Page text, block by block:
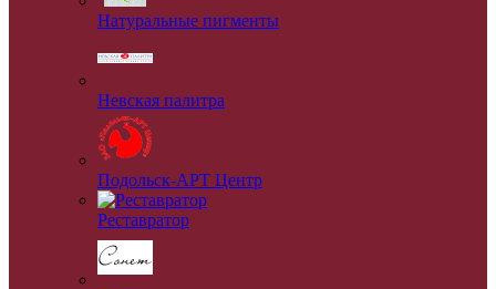
Натуральные пигменты
Невская палитра
Подольск-АРТ Центр
Реставратор